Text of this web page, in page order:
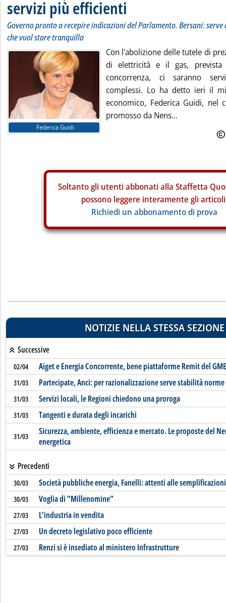
servizi più efficienti
Governo pronto a recepire indicazioni del Parlamento. Bersani: serve
che vuol stare tranquilla
Federica Guidi
Con l'abolizione delle tutele di
di elettricità e il gas,
concorrenza, ci saranno
complessi. Lo ha detto ieri il
economico, Federica Guidi, nel
promosso da Nens...
Soltanto gli utenti abbonati alla Staffetta
possono leggere interamente gli
Richiedi un abbonamento di prova
NOTIZIE NELLA STESSA SEZIONE
Successive
02/04 Aiget e Energia Concorrente, bene piattaforme Remit del GME
31/03 Partecipate, Anci: per razionalizzazione serve stabilità norme
31/03 Servizi locali, le Regioni chiedono una proroga
31/03 Tangenti e durata degli incarichi
31/03
Sicurezza, ambiente, efficienza e mercato. Le proposte del
energetica
Precedenti
30/03 Società pubbliche energia, Fanelli: attenti alle semplificazioni
30/03 Voglia di "Millenomine"
27/03 L'industria in vendita
27/03 Un decreto legislativo poco efficiente
27/03 Renzi si è insediato al ministero Infrastrutture